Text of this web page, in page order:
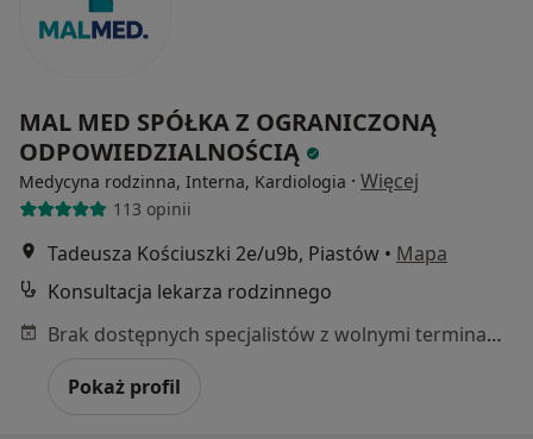
MAL MED SPÓŁKA Z OGRANICZONĄ
ODPOWIEDZIALNOŚCIĄ
Medycyna rodzinna, Interna, Kardiologia · Więcej
113 opinii
Tadeusza Kościuszki 2e/u9b, Piastów • Mapa
Konsultacja lekarza rodzinnego
Brak dostępnych specjalistów z wolnymi terminami w tym centrum medycznym.
Pokaż profil